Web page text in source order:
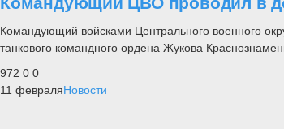
Командующий войсками Центрального военного
танкового командного ордена Жукова
972 0 0
11 февраляНовости